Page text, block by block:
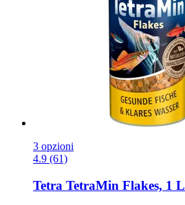
3 opzioni
4.9 (61)
Tetra TetraMin Flakes, 1 L